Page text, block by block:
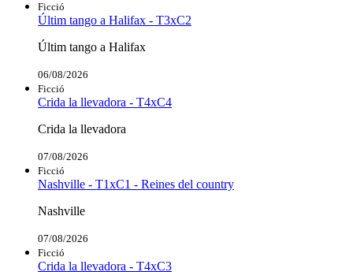
Ficció
Últim tango a Halifax - T3xC2
Últim tango a Halifax
06/08/2026
Ficció
Crida la llevadora - T4xC4
Crida la llevadora
07/08/2026
Ficció
Nashville - T1xC1 - Reines del country
Nashville
07/08/2026
Ficció
Crida la llevadora - T4xC3